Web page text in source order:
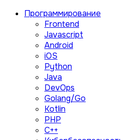
Программирование
Frontend
Javascript
Android
iOS
Python
Java
DevOps
Golang/Go
Kotlin
PHP
C++